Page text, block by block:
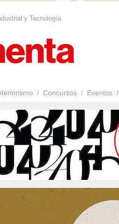
y Tecnología
Concursos Eventos